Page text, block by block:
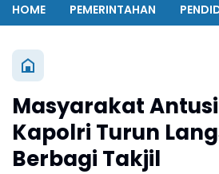
HOME PEMERINTAHAN
Masyarakat
Kapolri Turun
Berbagi Takjil